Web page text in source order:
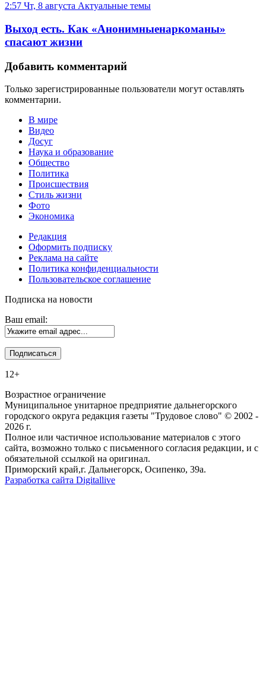
2:57 Чт, 8 августа Актуальные темы
Выход есть. Как «Анонимныенаркоманы»
спасают жизни
Добавить комментарий
Только зарегистрированные пользователи могут оставлять
комментарии.
В мире
Видео
Досуг
Наука и образование
Общество
Политика
Происшествия
Стиль жизни
Фото
Экономика
Редакция
Оформить подписку
Реклама на сайте
Политика конфиденциальности
Пользовательское соглашение
Подписка на новости
Ваш email:
12+
Возрастное ограничение
Муниципальное унитарное предприятие дальнегорского
городского округа редакция газеты "Трудовое слово" © 2002 -
2026 г.
Полное или частичное использование материалов с этого
сайта, возможно только с письменного согласия редакции, и с
обязательной ссылкой на оригинал.
Приморский край,г. Дальнегорск, Осипенко, 39а.
Разработка сайта Digitallive